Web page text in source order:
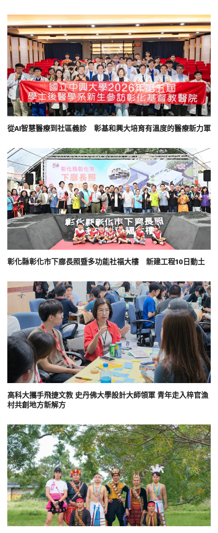
從AI智慧醫療到社區義診 彰基和興大培育有溫度的醫療新力軍
彰化縣彰化市下廍長照暨多功能社福大樓 新建工程10日動土
高科大攜手飛捷文教 史丹佛大學設計大師領軍 青年走入梓官漁
村共創地方新解方